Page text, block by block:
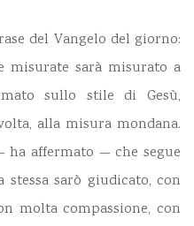
del Vangelo del giorno:
misurate sarà misurato a
sullo stile di Gesù,
alla misura mondana.
ha affermato — che segue
stessa sarò giudicato, con
molta compassione, con